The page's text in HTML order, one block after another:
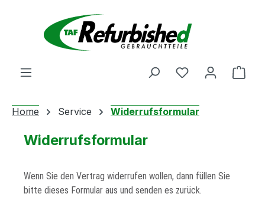
Zum Hauptinhalt springen
Du hast 0
Home Service Widerrufsformular
Widerrufsformular
Wenn Sie den Vertrag widerrufen wollen, dann füllen Sie
bitte dieses Formular aus und senden es zurück.